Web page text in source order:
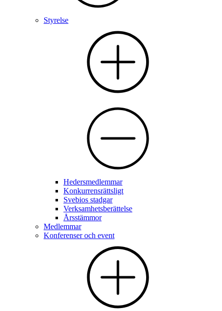
Styrelse
Hedersmedlemmar
Konkurrensrättsligt
Svebios stadgar
Verksamhetsberättelse
Årsstämmor
Medlemmar
Konferenser och event